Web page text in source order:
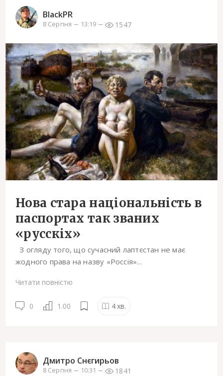
BlackPR
8 Серпня 13:19 1547
Нова стара національність в
паспортах так званих
«русскіх»
З огляду того, що сучасний лаптєстан не має
жодного права на назву «Россія»...
Читати повністю
0 1.00 4хв.
Дмитро Снєгирьов
8 Серпня 10:31 1841